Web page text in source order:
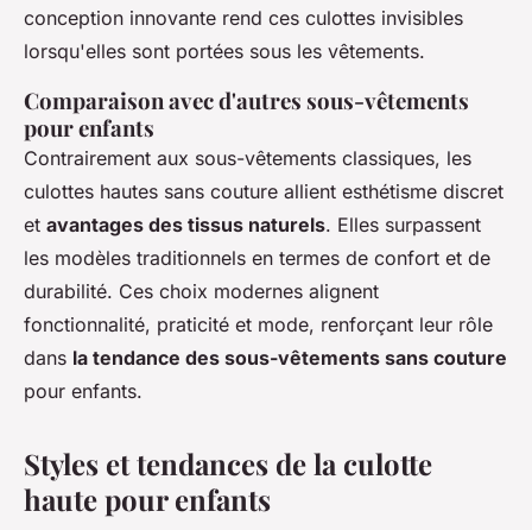
conception innovante rend ces culottes invisibles
lorsqu'elles sont portées sous les vêtements.
Comparaison avec d'autres sous-vêtements
pour enfants
Contrairement aux sous-vêtements classiques, les
culottes hautes sans couture allient esthétisme discret
et avantages des tissus naturels. Elles surpassent
les modèles traditionnels en termes de confort et de
durabilité. Ces choix modernes alignent
fonctionnalité, praticité et mode, renforçant leur rôle
dans la tendance des sous-vêtements sans couture
pour enfants.
Styles et tendances de la culotte
haute pour enfants